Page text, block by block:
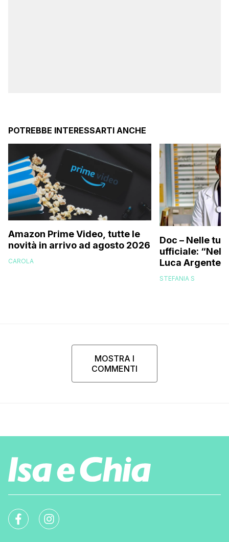
POTREBBE INTERESSARTI ANCHE
Amazon Prime Video, tutte le
novità in arrivo ad agosto 2026
CAROLA
Doc – Nelle
ufficiale:
Luca
STEFANIA S
MOSTRA I
COMMENTI